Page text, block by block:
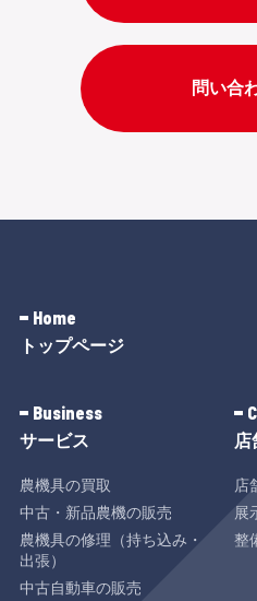
問い合
トップページ
Home
サービス
Business
農機具の買取
中古・新品農機の販売
農機具の修理（持ち込み・
出張）
中古自動車の販売
店
店
展
整